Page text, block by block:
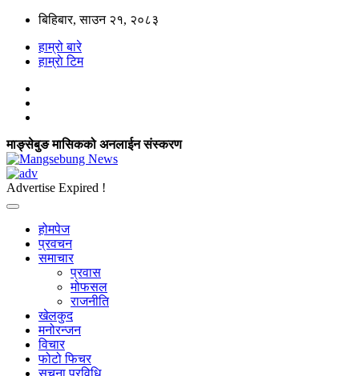
बिहिबार, साउन २१, २०८३
हाम्रो बारे
हाम्राे टिम
माङ्सेबुङ मासिकको अनलाईन संस्करण
Advertise Expired !
होमपेज
प्रवचन
समाचार
प्रवास
मोफसल
राजनीति
खेलकुद
मनोरन्जन
विचार
फोटो फिचर
सूचना प्रविधि